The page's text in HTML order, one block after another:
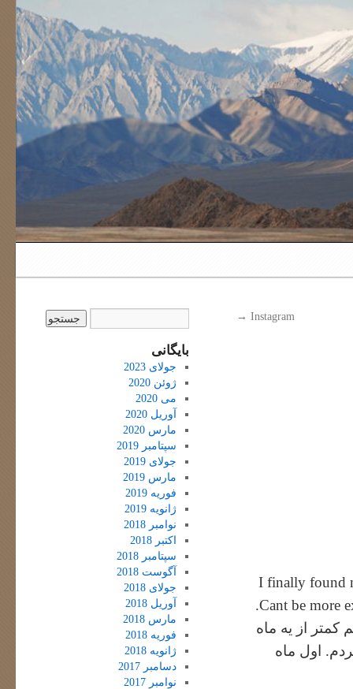
Instagram
→
I finally found
Cant be more
کمتر از یه ماه
اول ماه
بایگانی
جولای 2023
ژوئن 2020
می 2020
آوریل 2020
مارس 2020
سپتامبر 2019
جولای 2019
مارس 2019
فوریه 2019
ژانویه 2019
نوامبر 2018
اکتبر 2018
سپتامبر 2018
آگوست 2018
جولای 2018
آوریل 2018
مارس 2018
فوریه 2018
ژانویه 2018
دسامبر 2017
نوامبر 2017